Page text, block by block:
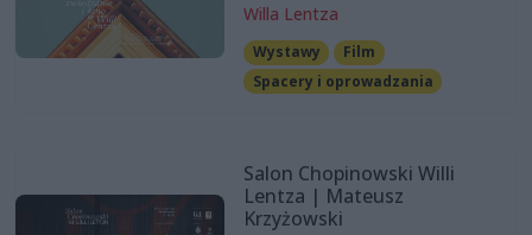
Willa Lentza
Wystawy
Film
Spacery i oprowadzania
Salon Chopinowski Willi
Lentza | Mateusz
Krzyżowski